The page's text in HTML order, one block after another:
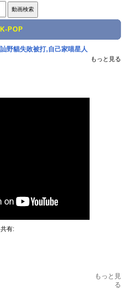
K-POP
野貓失敗被打,自己家喵星人
もっと見る
共有:
もっと見
る